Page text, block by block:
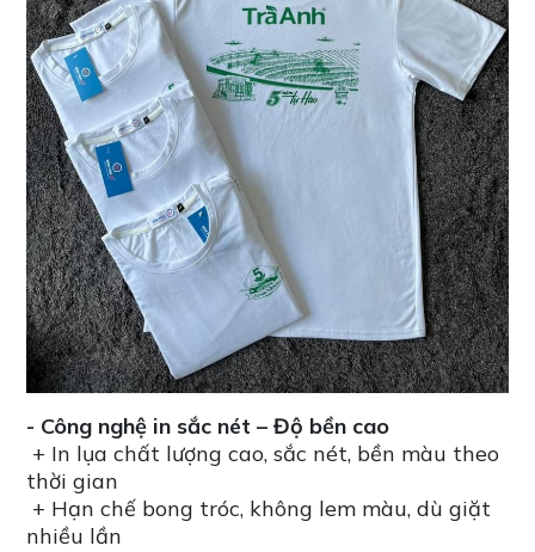
- Công nghệ in sắc nét – Độ bền cao
+ In lụa chất lượng cao, sắc nét, bền màu theo
thời gian
+ Hạn chế bong tróc, không lem màu, dù giặt
nhiều lần